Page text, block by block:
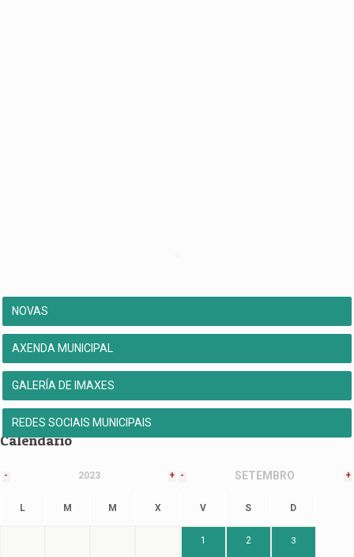
NOVAS
AXENDA MUNICIPAL
GALERÍA DE IMAXES
REDES SOCIAIS MUNICIPAIS
Calendario
- 2023 + - SETEMBRO +
L M M X V S D
1 2 3